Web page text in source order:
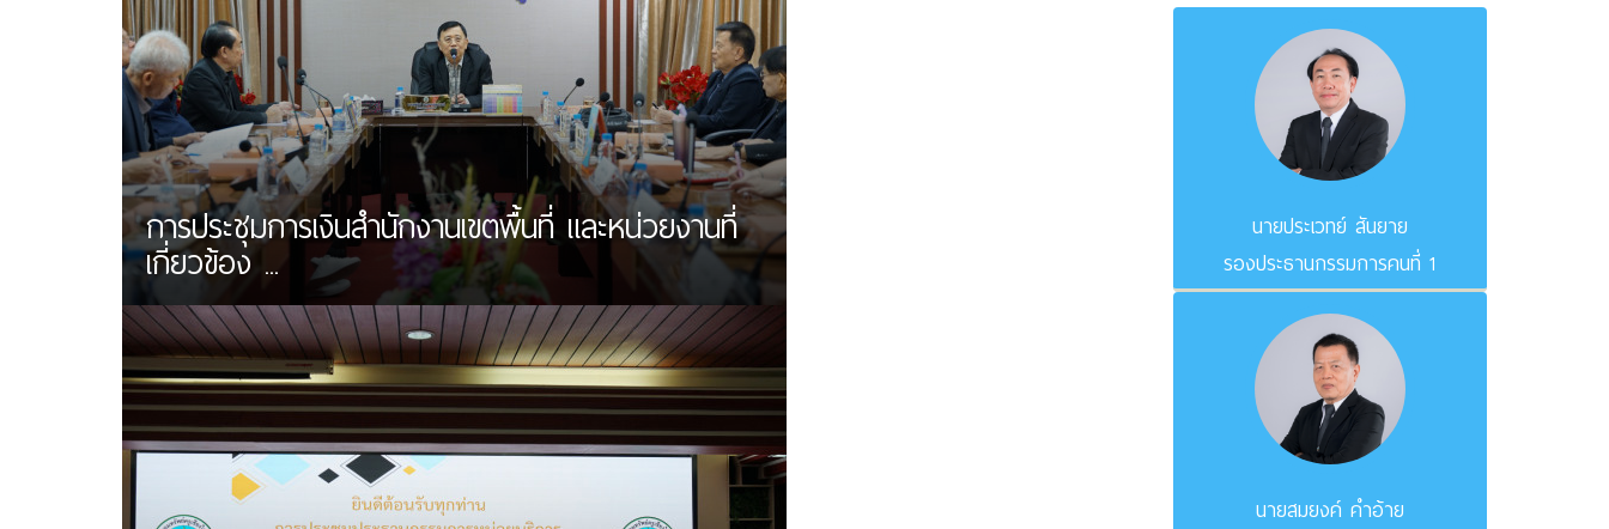
การประชุมการเงินสำนักงานเขตพื้นที่ และหน่วยงานที่
เกี่ยวข้อง ...
นายประเวทย์ สันยาย
รองประธานกรรมการคนที่ 1
นายสมยงค์ คำอ้าย